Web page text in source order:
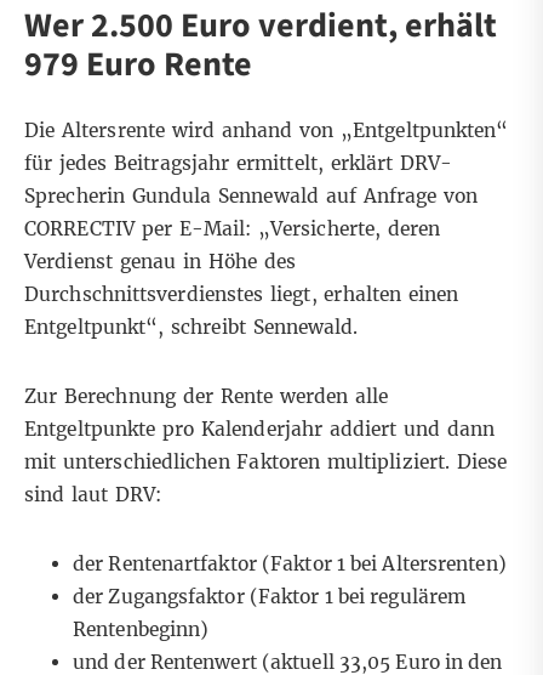
Wer 2.500 Euro verdient, erhält
979 Euro Rente
Die Altersrente wird anhand von „Entgeltpunkten“
für jedes Beitragsjahr ermittelt, erklärt DRV-
Sprecherin Gundula Sennewald auf Anfrage von
CORRECTIV per E-Mail: „Versicherte, deren
Verdienst genau in Höhe des
Durchschnittsverdienstes liegt, erhalten einen
Entgeltpunkt“, schreibt Sennewald.
Zur Berechnung der Rente werden alle
Entgeltpunkte pro Kalenderjahr addiert und dann
mit unterschiedlichen Faktoren multipliziert. Diese
sind laut DRV:
der Rentenartfaktor (Faktor 1 bei Altersrenten)
der Zugangsfaktor (Faktor 1 bei regulärem
Rentenbeginn)
und der Rentenwert (aktuell33,05 Euro in den